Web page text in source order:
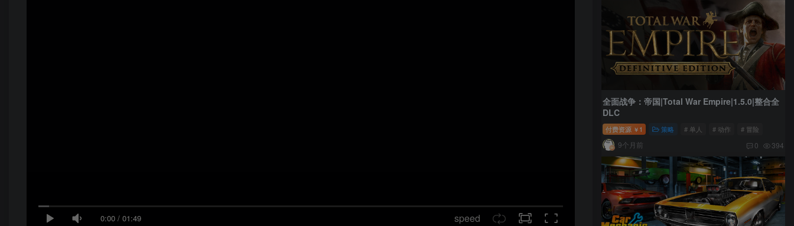
0:00 / 01:49 speed
全面战争：帝国|Total War Empire|1.5.0|整合全
DLC
付费资源 ￥ 1 策略 # 单人 # 动作 # 冒险
9个月前 0 394